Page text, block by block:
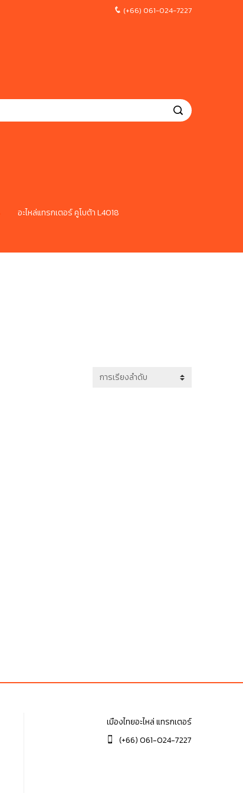
(+66) 061-024-7227
อะไหล่แทรกเตอร์ คูโบต้า L4018
เมืองไทยอะไหล่ แทรกเตอร์
(+66) 061-024-7227